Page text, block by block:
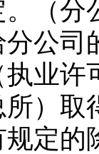
（分
分公
业许
）取
定的